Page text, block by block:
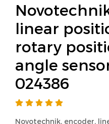
linear
rotary
angle
024386
Novotechnik, encoder,